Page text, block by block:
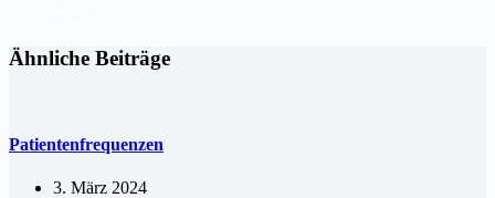
Ähnliche Beiträge
Patientenfrequenzen
3. März 2024